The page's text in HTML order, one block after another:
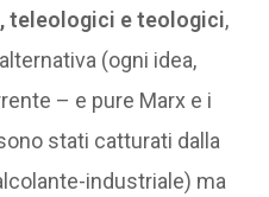
teleologici e teologici,
(ogni idea,
– e pure Marx e i
stati catturati dalla
industriale) ma